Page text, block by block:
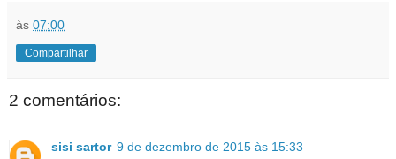
às 07:00
Compartilhar
2 comentários:
sisi sartor 9 de dezembro de 2015 às 15:33